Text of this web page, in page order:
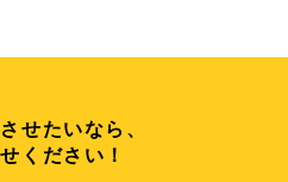
せたいなら、
ください！